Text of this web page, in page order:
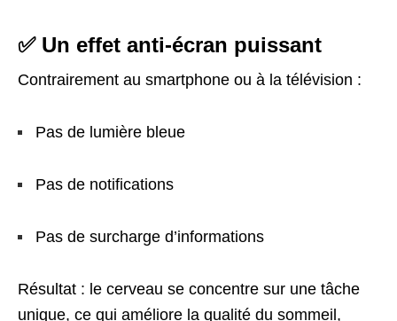
✅ Un effet anti-écran puissant
Contrairement au smartphone ou à la télévision :
Pas de lumière bleue
Pas de notifications
Pas de surcharge d’informations
Résultat : le cerveau se concentre sur une tâche
unique, ce qui améliore la qualité du sommeil,